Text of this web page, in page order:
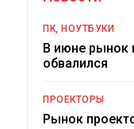
ПК, НОУТБУКИ
В июне рынок
обвалился
ПРОЕКТОРЫ
Рынок